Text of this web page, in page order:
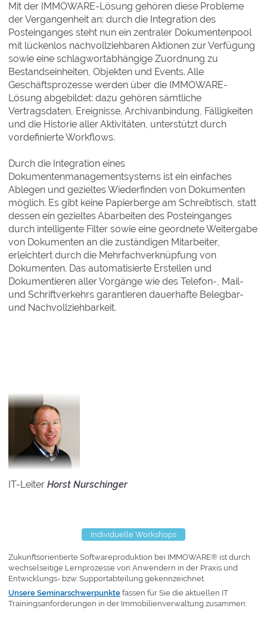
Mit der IMMOWARE-Lösung gehören diese Probleme
der Vergangenheit an: durch die Integration des
Posteinganges steht nun ein zentraler Dokumentenpool
mit lückenlos nachvollziehbaren Aktionen zur Verfügung
sowie eine schlagwortabhängige Zuordnung zu
Bestandseinheiten, Objekten und Events. Alle
Geschäftsprozesse werden über die IMMOWARE-
Lösung abgebildet: dazu gehören sämtliche
Vertragsdaten, Ereignisse, Archivanbindung, Fälligkeiten
und die Historie aller Aktivitäten, unterstützt durch
vordefinierte Workflows.
Durch die Integration eines
Dokumentenmanagementsystems ist ein einfaches
Ablegen und gezieltes Wiederfinden von Dokumenten
möglich. Es gibt keine Papierberge am Schreibtisch, statt
dessen ein gezieltes Abarbeiten des Posteinganges
durch intelligente Filter sowie eine geordnete Weitergabe
von Dokumenten an die zuständigen Mitarbeiter,
erleichtert durch die Mehrfachverknüpfung von
Dokumenten. Das automatisierte Erstellen und
Dokumentieren aller Vorgänge wie des Telefon-, Mail-
und Schriftverkehrs garantieren dauerhafte Belegbar-
und Nachvollziehbarkeit.
IT-Leiter Horst Nurschinger
Individuelle Workshops
Zukunftsorientierte Softwareproduktion bei IMMOWARE® ist durch
wechselseitige Lernprozesse von Anwendern in der Praxis und
Entwicklungs- bzw. Supportabteilung gekennzeichnet.
Unsere Seminarschwerpunktefassen für Sie die aktuellen IT
Trainingsanforderungen in der Immobilienverwaltung zusammen: